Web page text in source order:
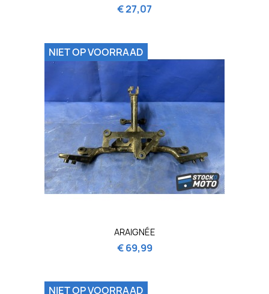
€ 27,07
ARAIGNÉE
€ 69,99
NIET OP VOORRAAD
NIET OP VOORRAAD